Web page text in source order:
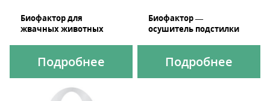
Биофактор для
жвачных животных
Подробнее
Биофактор —
осушитель подстилки
Подробнее